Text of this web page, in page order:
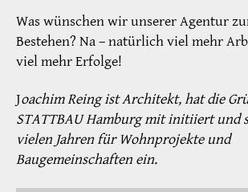
Was wünschen wir unserer Agentur
Bestehen? Na – natürlich viel mehr
viel mehr Erfolge!
Joachim Reing ist Architekt, hat die
STATTBAU Hamburg mit initiiert und
vielen Jahren für Wohnprojekte und
Baugemeinschaften ein.